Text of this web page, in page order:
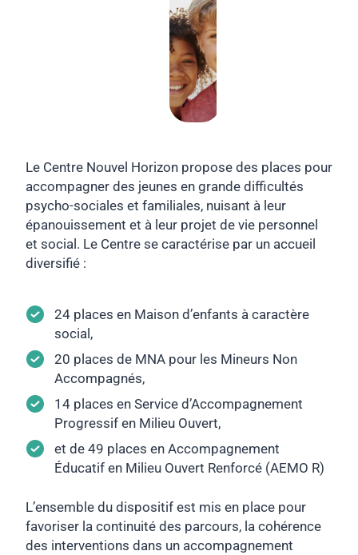
Le Centre Nouvel Horizon propose des places pour
accompagner des jeunes en grande difficultés
psycho-sociales et familiales, nuisant à leur
épanouissement et à leur projet de vie personnel
et social. Le Centre se caractérise par un accueil
diversifié :
24 places en Maison d’enfants à caractère
social,
20 places de MNA pour les Mineurs Non
Accompagnés,
14 places en Service d’Accompagnement
Progressif en Milieu Ouvert,
et de 49 places en Accompagnement
Éducatif en Milieu Ouvert Renforcé (AEMO R)
L’ensemble du dispositif est mis en place pour
favoriser la continuité des parcours, la cohérence
des interventions dans un accompagnement